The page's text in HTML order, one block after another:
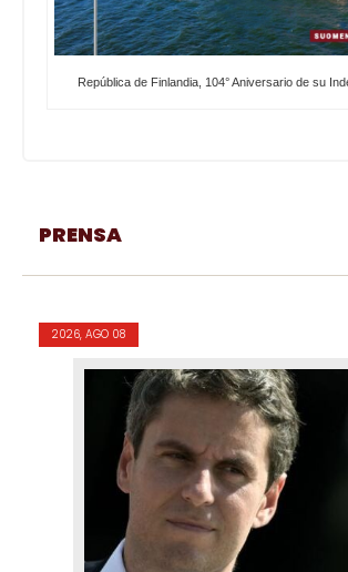
República de Finlandia, 104° Aniversario de su
PRENSA
2026, AGO 08